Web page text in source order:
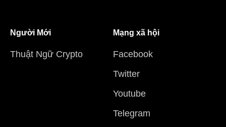
Người Mới
Thuật Ngữ Crypto
Mạng xã hội
Facebook
Twitter
Youtube
Telegram